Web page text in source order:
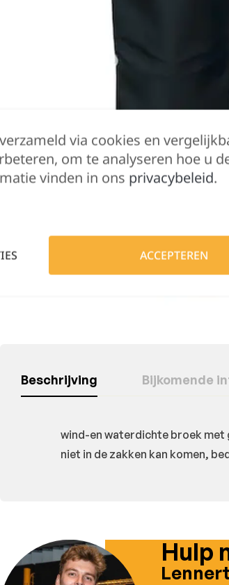
Beschrijving Bijkomende
wind-en waterdichte broek met
niet in de zakken kan komen,
Hulp
via cookies en
om te analyseren hoe u
vinden in ons privacybeleid.
ACCEPTEREN